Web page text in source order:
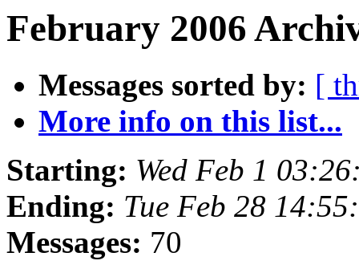
February 2006
Messages sorted by: [
More info on this list...
Starting: Wed Feb 1
Ending: Tue Feb 28
Messages: 70